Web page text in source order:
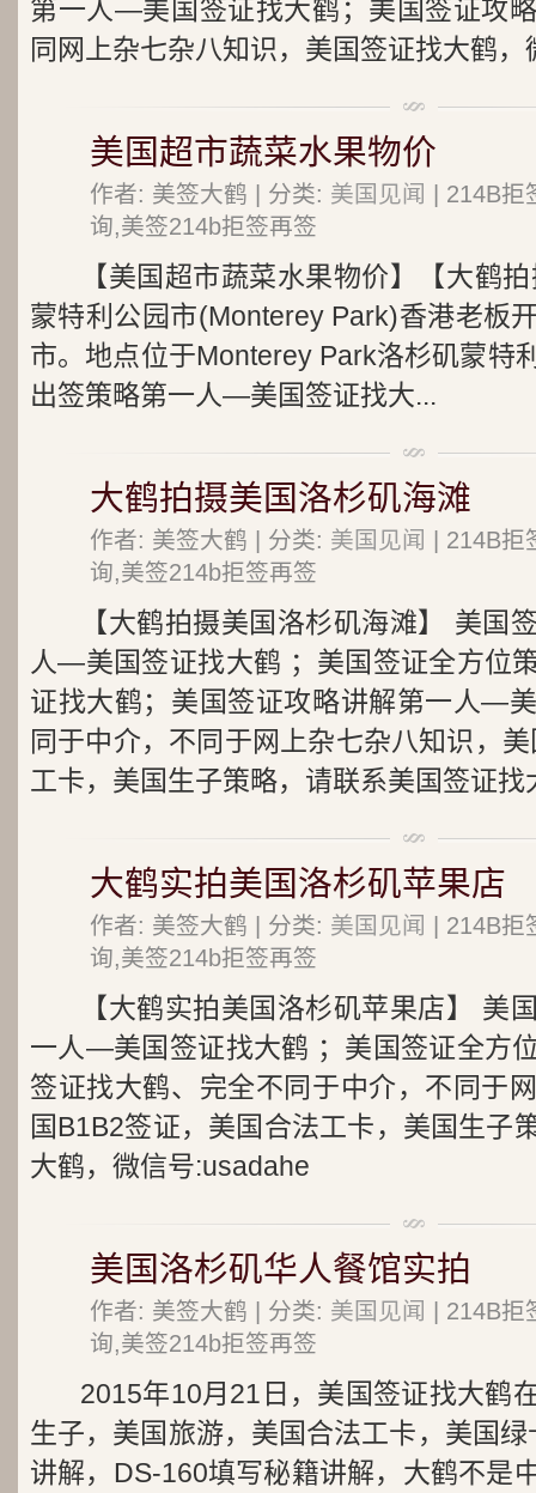
第一人—美国签证找大鹤；美国签证攻
同网上杂七杂八知识，美国签证找大鹤
美国超市蔬菜水果物价
作者: 美签大鹤 | 分类: 美国见闻
| 214B
询,美签214b拒签再签
【美国超市蔬菜水果物价】【大鹤
蒙特利公园市(Monterey Park)香港老板
市。地点位于Monterey Park洛杉矶蒙特
出签策略第一人—美国签证找大...
大鹤拍摄美国洛杉矶海滩
作者: 美签大鹤 | 分类: 美国见闻
| 214B
询,美签214b拒签再签
【大鹤拍摄美国洛杉矶海滩】 美国
人—美国签证找大鹤 ；美国签证全方位
证找大鹤；美国签证攻略讲解第一人—
同于中介，不同于网上杂七杂八知识，
工卡，美国生子策略，请联系美国签证
大鹤实拍美国洛杉矶苹果店
作者: 美签大鹤 | 分类: 美国见闻
| 214B
询,美签214b拒签再签
【大鹤实拍美国洛杉矶苹果店】 美
一人—美国签证找大鹤 ；美国签证全方
签证找大鹤、完全不同于中介，不同于
国B1B2签证，美国合法工卡，美国生子
大鹤，微信号:usadahe
美国洛杉矶华人餐馆实拍
作者: 美签大鹤 | 分类: 美国见闻
| 214B
询,美签214b拒签再签
2015年10月21日，美国签证找大鹤
生子，美国旅游，美国合法工卡，美国
讲解，DS-160填写秘籍讲解，大鹤不是